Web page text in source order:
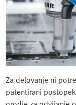
Za delovanje ni
patentirani